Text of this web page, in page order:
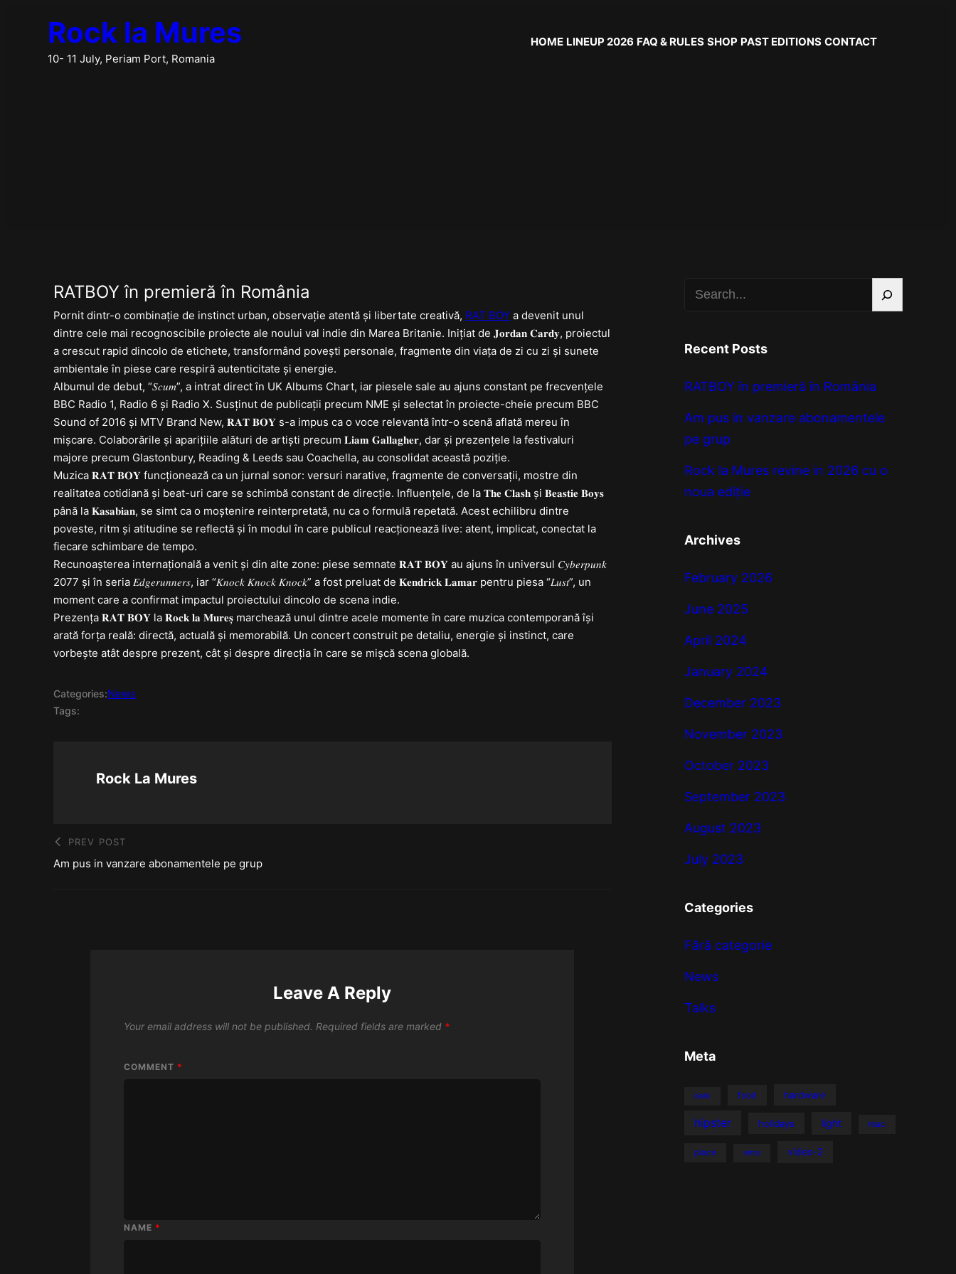
Rock la Mures
10- 11 July, Periam Port, Romania
HOME LINEUP 2026 FAQ & RULES SHOP PAST EDITIONS CONTACT
RATBOY în premieră în România
Pornit dintr-o combinație de instinct urban, observație atentă și libertate creativă, RAT BOY a devenit unul
dintre cele mai recognoscibile proiecte ale noului val indie din Marea Britanie. Inițiat de 𝐉𝐨𝐫𝐝𝐚𝐧 𝐂𝐚𝐫𝐝𝐲, proiectul
a crescut rapid dincolo de etichete, transformând povești personale, fragmente din viața de zi cu zi și sunete
ambientale în piese care respiră autenticitate și energie.
Albumul de debut, “𝑆𝑐𝑢𝑚”, a intrat direct în UK Albums Chart, iar piesele sale au ajuns constant pe frecvențele
BBC Radio 1, Radio 6 și Radio X. Susținut de publicații precum NME și selectat în proiecte-cheie precum BBC
Sound of 2016 și MTV Brand New, 𝐑𝐀𝐓 𝐁𝐎𝐘 s-a impus ca o voce relevantă într-o scenă aflată mereu în
mișcare. Colaborările și aparițiile alături de artiști precum 𝐋𝐢𝐚𝐦 𝐆𝐚𝐥𝐥𝐚𝐠𝐡𝐞𝐫, dar și prezențele la festivaluri
majore precum Glastonbury, Reading & Leeds sau Coachella, au consolidat această poziție.
Muzica 𝐑𝐀𝐓 𝐁𝐎𝐘 funcționează ca un jurnal sonor: versuri narative, fragmente de conversații, mostre din
realitatea cotidiană și beat-uri care se schimbă constant de direcție. Influențele, de la 𝐓𝐡𝐞 𝐂𝐥𝐚𝐬𝐡 și 𝐁𝐞𝐚𝐬𝐭𝐢𝐞 𝐁𝐨𝐲𝐬
până la 𝐊𝐚𝐬𝐚𝐛𝐢𝐚𝐧, se simt ca o moștenire reinterpretată, nu ca o formulă repetată. Acest echilibru dintre
poveste, ritm și atitudine se reflectă și în modul în care publicul reacționează live: atent, implicat, conectat la
fiecare schimbare de tempo.
Recunoașterea internațională a venit și din alte zone: piese semnate 𝐑𝐀𝐓 𝐁𝐎𝐘 au ajuns în universul 𝐶𝑦𝑏𝑒𝑟𝑝𝑢𝑛𝑘
2077 și în seria 𝐸𝑑𝑔𝑒𝑟𝑢𝑛𝑛𝑒𝑟𝑠, iar “𝐾𝑛𝑜𝑐𝑘 𝐾𝑛𝑜𝑐𝑘 𝐾𝑛𝑜𝑐𝑘” a fost preluat de 𝐊𝐞𝐧𝐝𝐫𝐢𝐜𝐤 𝐋𝐚𝐦𝐚𝐫 pentru piesa “𝐿𝑢𝑠𝑡”, un
moment care a confirmat impactul proiectului dincolo de scena indie.
Prezența 𝐑𝐀𝐓 𝐁𝐎𝐘 la 𝐑𝐨𝐜𝐤 𝐥𝐚 𝐌𝐮𝐫𝐞𝐬̦ marchează unul dintre acele momente în care muzica contemporană își
arată forța reală: directă, actuală și memorabilă. Un concert construit pe detaliu, energie și instinct, care
vorbește atât despre prezent, cât și despre direcția în care se mișcă scena globală.
Categories:News
Tags:
Rock La Mures
PREV POST
Am pus in vanzare abonamentele pe grup
Leave A Reply
Your email address will not be published. Required fields are marked *
COMMENT *
NAME *
r
h
Recent Posts
RATBOY în premieră în România
Am pus in vanzare abonamentele
pe grup
Rock la Mures revine in 2026 cu o
noua ediție
Archives
February 2026
June 2025
April 2024
January 2024
December 2023
November 2023
October 2023
September 2023
August 2023
July 2023
Categories
Fără categorie
News
Talks
Meta
dark food hardware
hipster holidays light mac
place retro video-2